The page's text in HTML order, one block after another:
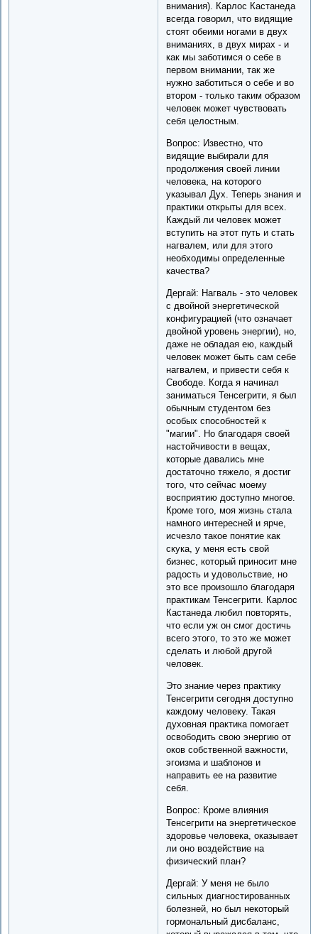
внимания). Карлос Кастанеда
всегда говорил, что видящие
стоят обеими ногами в двух
вниманиях, в двух мирах - и
как мы заботимся о себе в
первом внимании, так же
нужно заботиться о себе и во
втором - только таким образом
человек может чувствовать
себя целостным.
Вопрос: Известно, что
видящие выбирали для
продолжения своей линии
человека, на которого
указывал Дух. Теперь знания и
практики открыты для всех.
Каждый ли человек может
вступить на этот путь и стать
нагвалем, или для этого
необходимы определенные
качества?
Дергай: Нагваль - это человек
с двойной энергетической
конфигурацией (что означает
двойной уровень энергии), но,
даже не обладая ею, каждый
человек может быть сам себе
нагвалем, и привести себя к
Свободе. Когда я начинал
заниматься Тенсегрити, я был
обычным студентом без
особых способностей к
"магии". Но благодаря своей
настойчивости в вещах,
которые давались мне
достаточно тяжело, я достиг
того, что сейчас моему
восприятию доступно многое.
Кроме того, моя жизнь стала
намного интересней и ярче,
исчезло такое понятие как
скука, у меня есть свой
бизнес, который приносит мне
радость и удовольствие, но
это все произошло благодаря
практикам Тенсегрити. Карлос
Кастанеда любил повторять,
что если уж он смог достичь
всего этого, то это же может
сделать и любой другой
человек.
Это знание через практику
Тенсегрити сегодня доступно
каждому человеку. Такая
духовная практика помогает
освободить свою энергию от
оков собственной важности,
эгоизма и шаблонов и
направить ее на развитие
себя.
Вопрос: Кроме влияния
Тенсегрити на энергетическое
здоровье человека, оказывает
ли оно воздействие на
физический план?
Дергай: У меня не было
сильных диагностированных
болезней, но был некоторый
гормональный дисбаланс,